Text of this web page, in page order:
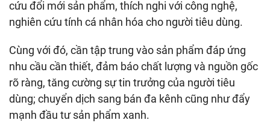
cứu đổi mới sản phẩm, thích nghi với công nghệ,
nghiên cứu tính cá nhân hóa cho người tiêu dùng.
Cùng với đó, cần tập trung vào sản phẩm đáp ứng
nhu cầu cần thiết, đảm báo chất lượng và nguồn gốc
rõ ràng, tăng cường sự tin trưởng của người tiêu
dùng; chuyển dịch sang bán đa kênh cũng như đẩy
mạnh đầu tư sản phẩm xanh.